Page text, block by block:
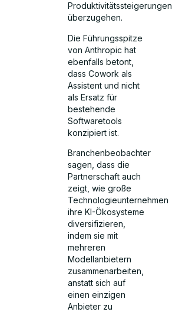
Produktivitätssteigerungen
überzugehen.
Die Führungsspitze
von Anthropic hat
ebenfalls betont,
dass Cowork als
Assistent und nicht
als Ersatz für
bestehende
Softwaretools
konzipiert ist.
Branchenbeobachter
sagen, dass die
Partnerschaft auch
zeigt, wie große
Technologieunternehmen
ihre KI-Ökosysteme
diversifizieren,
indem sie mit
mehreren
Modellanbietern
zusammenarbeiten,
anstatt sich auf
einen einzigen
Anbieter zu